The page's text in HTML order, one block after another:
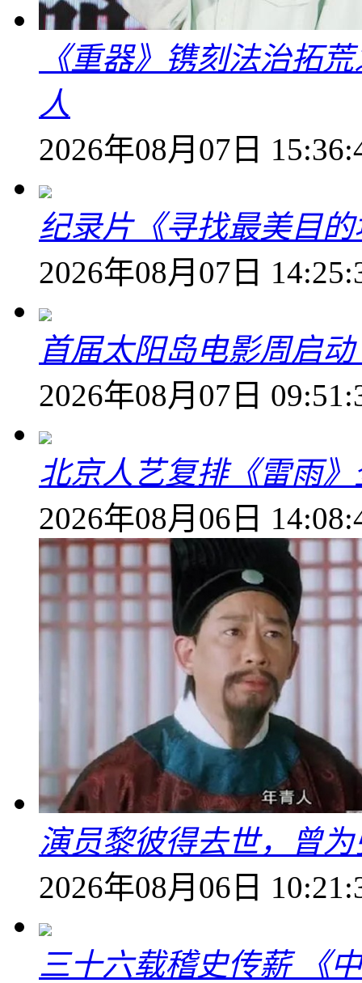
《重器》镌刻法治拓
人
2026年08月07日
纪录片《寻找最美目
2026年08月07日
首届太阳岛电影周启
2026年08月07日
北京人艺复排《雷雨》
2026年08月06日
演员黎彼得去世，曾
2026年08月06日
三十六载稽史传薪 《